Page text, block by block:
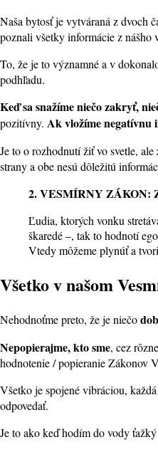
Naša bytosť je vytváraná z dvoch
poznali všetky informácie z nášho
To, že je to významné a v
podhľadu.
Keď sa snažíme niečo zakryť,
pozitívny. Ak vložíme negatívnu
Je to o rozhodnutí žiť vo svetle, ale
strany a obe nesú dôležitú
2. VESMÍRNY ZÁKON:
Ľudia, ktorých vonku
škaredé –, tak to hodnotí
Vtedy môžeme plynúť a
Všetko v našom
Nehodnoťme preto, že je niečo
Nepopierajme, kto sme, cez
hodnotenie / popieranie Zákonov
Všetko je spojené vibráciou,
odpovedať.
Je to ako keď hodím do vody